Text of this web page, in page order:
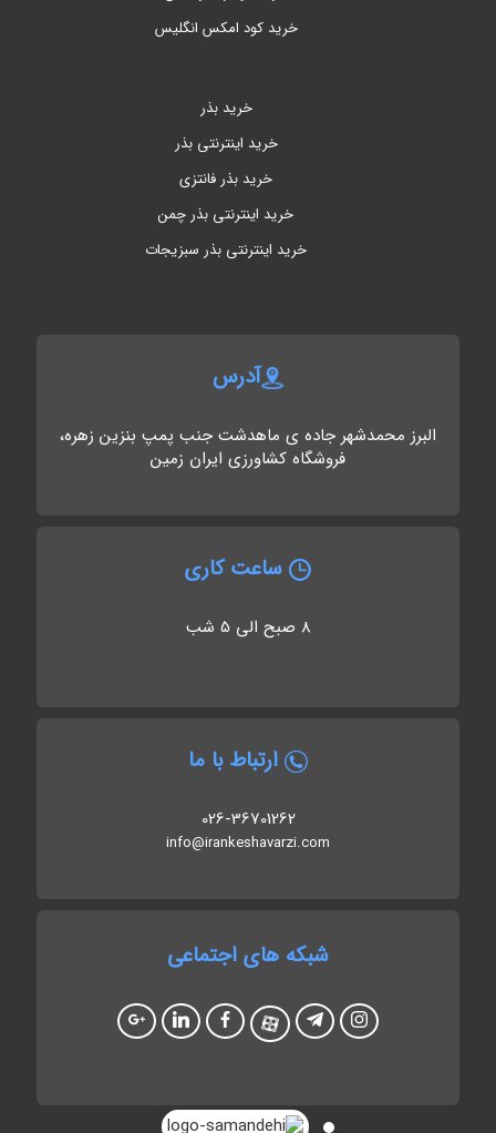
خرید کود امکس انگلیس
خرید بذر
خرید اینترنتی بذر
خرید بذر فانتزی
خرید اینترنتی بذر چمن
خرید اینترنتی بذر سبزیجات
آدرس
البرز محمدشهر جاده ی ماهدشت جنب پمپ بنزین زهره،
فروشگاه کشاورزی ایران زمین
ساعت کاری
8 صبح الی 5 شب
ارتباط با ما
026-36701262
info@irankeshavarzi.com
شبکه های اجتماعی